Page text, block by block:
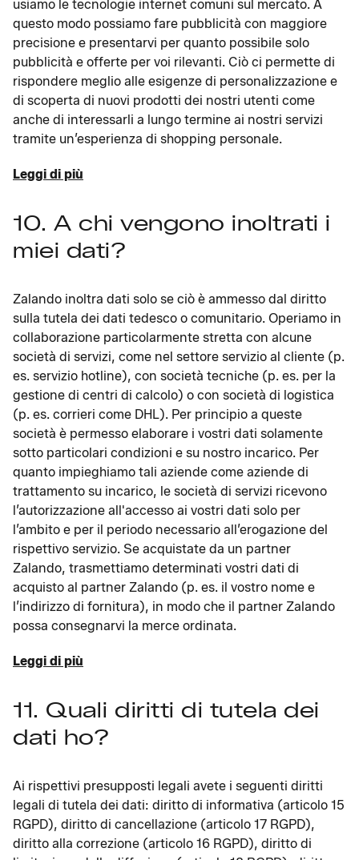
usiamo le tecnologie internet comuni sul mercato. A
questo modo possiamo fare pubblicità con maggiore
precisione e presentarvi per quanto possibile solo
pubblicità e offerte per voi rilevanti. Ciò ci permette di
rispondere meglio alle esigenze di personalizzazione e
di scoperta di nuovi prodotti dei nostri utenti come
anche di interessarli a lungo termine ai nostri servizi
tramite un’esperienza di shopping personale.
Leggi di più
10. A chi vengono inoltrati i
miei dati?
Zalando inoltra dati solo se ciò è ammesso dal diritto
sulla tutela dei dati tedesco o comunitario. Operiamo in
collaborazione particolarmente stretta con alcune
società di servizi, come nel settore servizio al cliente (p.
es. servizio hotline), con società tecniche (p. es. per la
gestione di centri di calcolo) o con società di logistica
(p. es. corrieri come DHL). Per principio a queste
società è permesso elaborare i vostri dati solamente
sotto particolari condizioni e su nostro incarico. Per
quanto impieghiamo tali aziende come aziende di
trattamento su incarico, le società di servizi ricevono
l’autorizzazione all'accesso ai vostri dati solo per
l’ambito e per il periodo necessario all’erogazione del
rispettivo servizio. Se acquistate da un partner
Zalando, trasmettiamo determinati vostri dati di
acquisto al partner Zalando (p. es. il vostro nome e
l’indirizzo di fornitura), in modo che il partner Zalando
possa consegnarvi la merce ordinata.
Leggi di più
11. Quali diritti di tutela dei
dati ho?
Ai rispettivi presupposti legali avete i seguenti diritti
legali di tutela dei dati: diritto di informativa (articolo 15
RGPD), diritto di cancellazione (articolo 17 RGPD),
diritto alla correzione (articolo 16 RGPD), diritto di